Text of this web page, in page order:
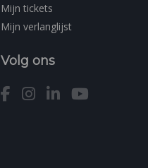
Mijn tickets
Mijn verlanglijst
Volg ons